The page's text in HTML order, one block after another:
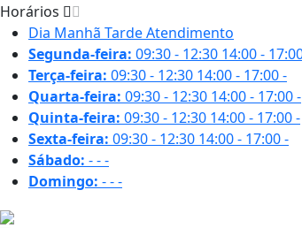
Horários
Dia Manhã TardeAtendimento
Segunda-feira: 09:30 - 12:30 14:00 -
Terça-feira: 09:30 - 12:30 14:00 - 17:00-
Quarta-feira: 09:30 - 12:30 14:00 - 17:00-
Quinta-feira: 09:30 - 12:30 14:00 - 17:00-
Sexta-feira: 09:30 - 12:30 14:00 - 17:00-
Sábado: ---
Domingo: ---